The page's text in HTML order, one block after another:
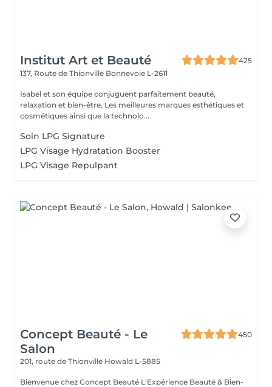
Institut Art et Beauté
425
137, Route de Thionville Bonnevoie L-2611
Isabel et son équipe conjuguent parfaitement beauté,
relaxation et bien-être. Les meilleures marques esthétiques et
cosmétiques ainsi que la technolo...
Soin LPG Signature
LPG Visage Hydratation Booster
LPG Visage Repulpant
Concept Beauté - Le
Salon
450
201, route de Thionville Howald L-5885
Bienvenue chez Concept Beauté L'Expérience Beauté & Bien-